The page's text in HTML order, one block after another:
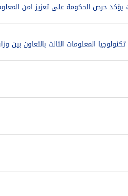
يؤكد حرص الحكومة على تعزيز امن
المعلومات الثالث بالتعاون بين